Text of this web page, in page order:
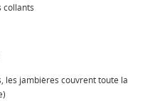
collants
les jambières couvrent toute la